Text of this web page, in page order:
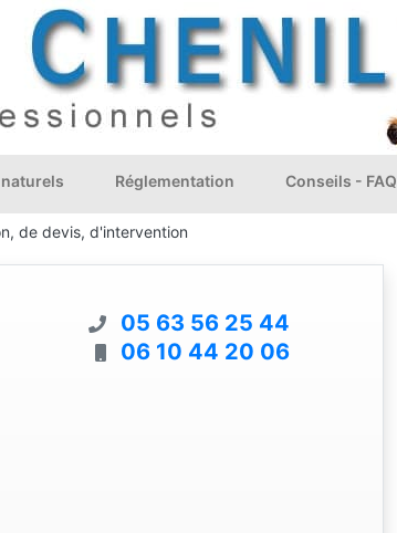
Réglementation Conseils - FAQ
de devis, d'intervention
05 63 56 25 44
06 10 44 20 06